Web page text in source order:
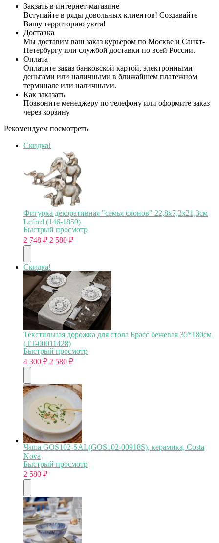
Закзать в интернет-магазине
Вступайте в ряды довольных клиентов! Создавайте
Вашу территорию уюта!
Доставка
Мы доставим ваш заказ курьером по Москве и Санкт-
Петербургу или службой доставки по всей России.
Оплата
Оплатите заказ банковской картой, электронными
деньгами или наличными в ближайшем платежном
терминале или наличными.
Как заказать
Позвоните менеджеру по телефону или оформите заказ
через корзину
Рекомендуем посмотреть
Скидка!
Фигурка декоративная "семья слонов" 22,8х7,2х21,3см
Lefard (146-1859)
Быстрый просмотр
2 748 ₽ 2 580 ₽
Скидка!
Текстильная дорожка для стола Брасс бежевая 35*180см
(TT-00011428)
Быстрый просмотр
4 300 ₽ 2 580 ₽
Чаша GOS102-SAL(GOS102-00918S), керамика, Costa
Nova
Быстрый просмотр
2 580 ₽